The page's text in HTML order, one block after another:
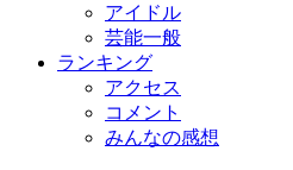
アイドル
芸能一般
ランキング
アクセス
コメント
みんなの感想